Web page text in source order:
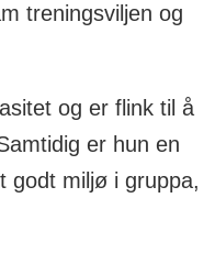
treningsviljen og
og er flink til å
er hun en
godt miljø i gruppa,